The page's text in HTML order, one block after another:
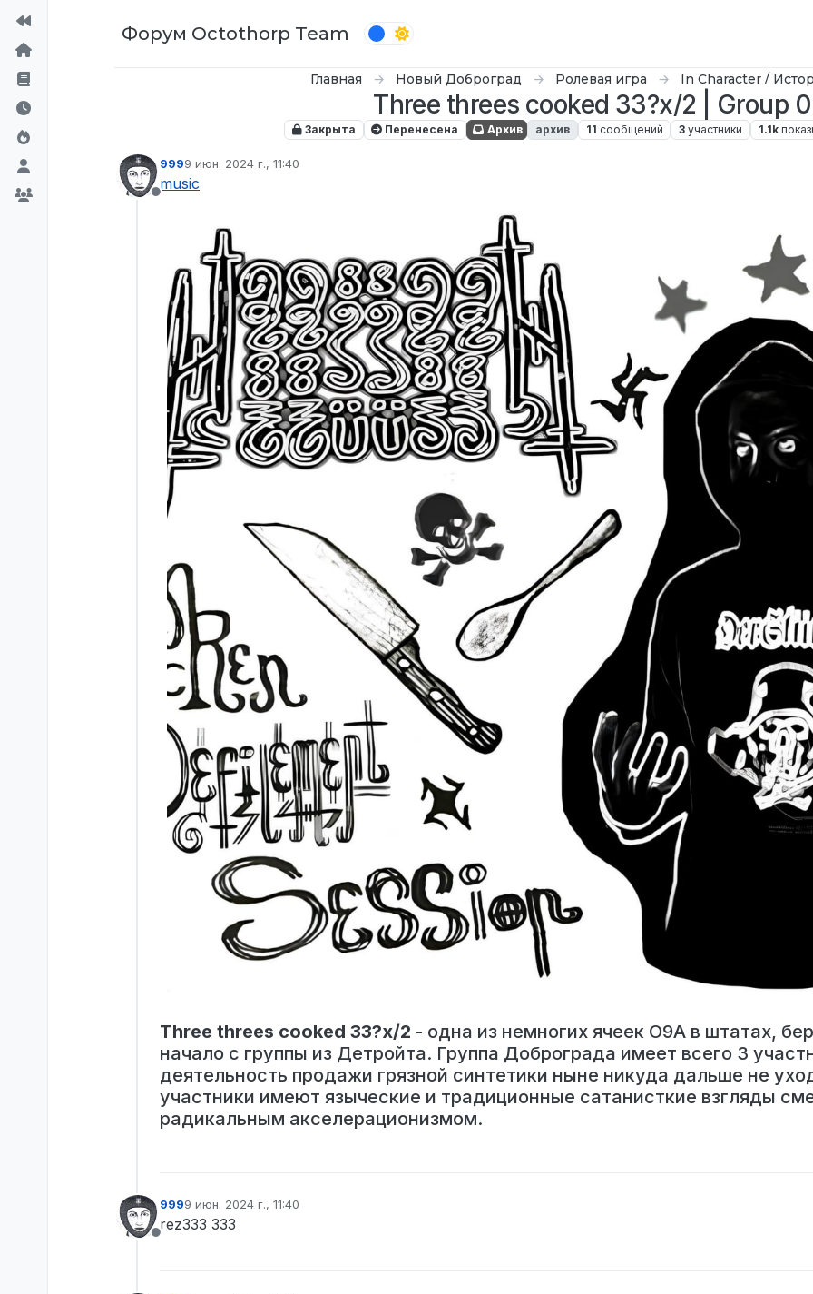
Форум Octothorp Team
Главная Новый Доброград Ролевая игра In Character /
Three threes cooked 33?x/2 | Group
Закрыта Перенесена Архив архив 11 сообщений 3 участники 1.1k
Не в сети
9999 июн. 2024 г., 11:40
отредактировано
music
Three threes cooked 33?x/2 - одна из немногих ячеек O9A в штатах,
начало с группы из Детройта. Группа Доброграда имеет всего 3
деятельность продажи грязной синтетики ныне никуда дальше не
участники имеют языческие и традиционные сатанисткие взгляды
радикальным акселерационизмом.
Не в сети
9999 июн. 2024 г., 11:40
отредактировано
rez333 333